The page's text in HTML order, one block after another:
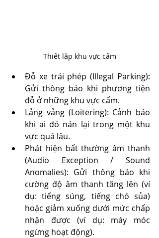
Thiết lập khu vực cấm
Đỗ xe trái phép (Illegal Parking):
Gửi thông báo khi phương tiện
đỗ ở những khu vực cấm.
Lảng vảng (Loitering): Cảnh báo
khi ai đó nán lại trong một khu
vực quá lâu.
Phát hiện bất thường âm thanh
(Audio Exception / Sound
Anomalies): Gửi thông báo khi
cường độ âm thanh tăng lên (ví
dụ: tiếng súng, tiếng chó sủa)
hoặc giảm xuống dưới mức chấp
nhận được (ví dụ: máy móc
ngừng hoạt động).